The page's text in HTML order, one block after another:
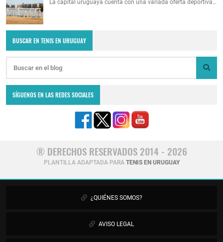
La capital uruguaya cuenta con una variada oferta deportiva…
BUSCAR EN TENIS EN URUGUAY
SÍGUENOS EN LAS REDES SOCIALES
® DERECHOS RESERVADOS 2014 - 2026
PLANTILLA ADAPTADA PARA TENIS EN URUGUAY
¿QUIÉNES SOMOS?
AVISO LEGAL